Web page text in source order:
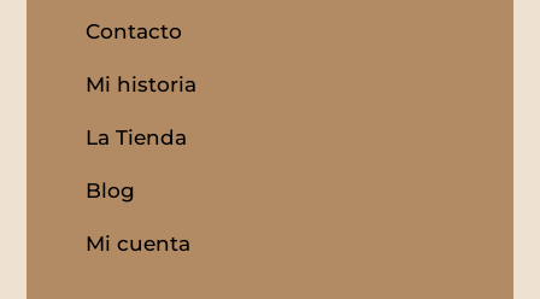
Contacto
Mi historia
La Tienda
Blog
Mi cuenta